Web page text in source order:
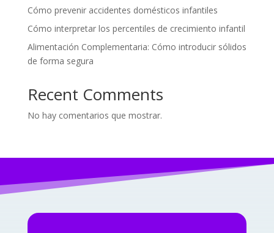
Cómo prevenir accidentes domésticos infantiles
Cómo interpretar los percentiles de crecimiento infantil
Alimentación Complementaria: Cómo introducir sólidos
de forma segura
Recent Comments
No hay comentarios que mostrar.